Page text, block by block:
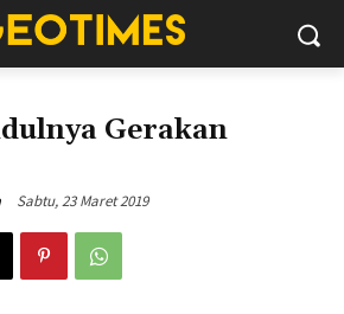
Gerakan
Sabtu, 23 Maret 2019